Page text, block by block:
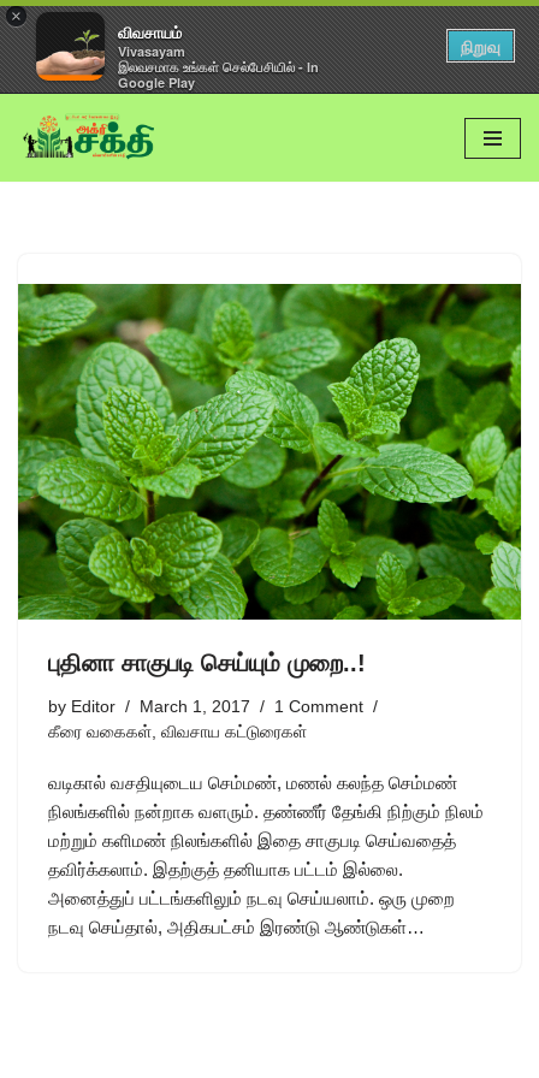
×
விவசாயம்
Vivasayam
இலவசமாக உங்கள் செல்பேசியில் - In
Google Play
நிறுவு
Skip
to
புதினா சாகுபடி செய்யும் முறை..!
by Editor March 1, 2017
1 Comment
கீரை வகைகள், விவசாய கட்டுரைகள்
வடிகால் வசதியுடைய செம்மண், மணல் கலந்த செம்மண்
நிலங்களில் நன்றாக வளரும். தண்ணீர் தேங்கி நிற்கும் நிலம்
மற்றும் களிமண் நிலங்களில் இதை சாகுபடி செய்வதைத்
தவிர்க்கலாம். இதற்குத் தனியாக பட்டம் இல்லை.
அனைத்துப் பட்டங்களிலும் நடவு செய்யலாம். ஒரு முறை
நடவு செய்தால், அதிகபட்சம் இரண்டு ஆண்டுகள்…